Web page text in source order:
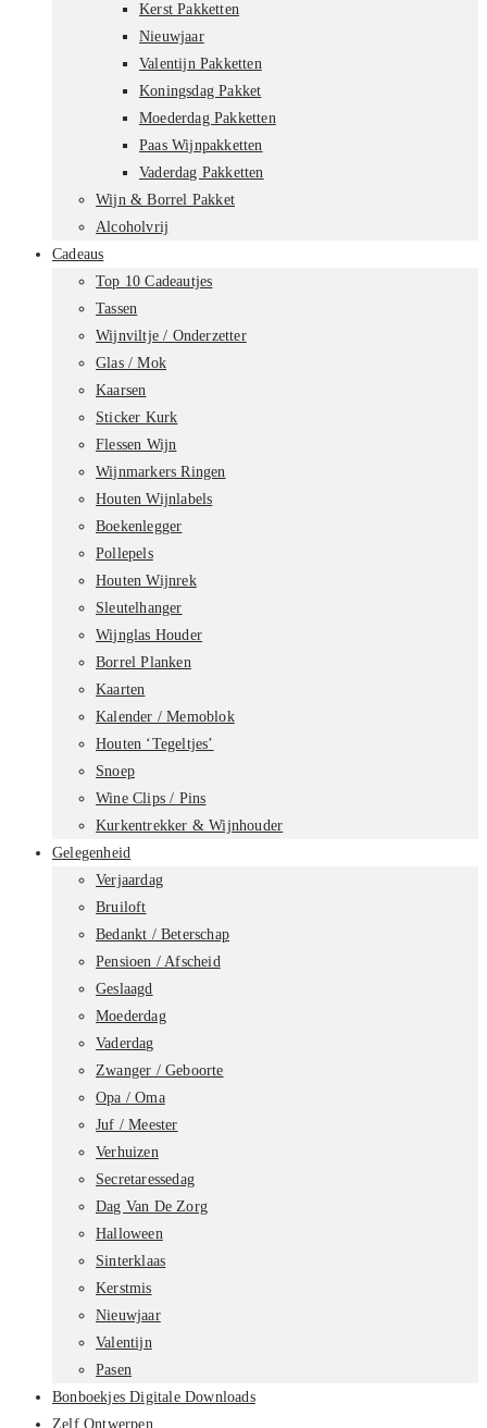
Kerst Pakketten
Nieuwjaar
Valentijn Pakketten
Koningsdag Pakket
Moederdag Pakketten
Paas Wijnpakketten
Vaderdag Pakketten
Wijn & Borrel Pakket
Alcoholvrij
Cadeaus
Top 10 Cadeautjes
Tassen
Wijnviltje / Onderzetter
Glas / Mok
Kaarsen
Sticker Kurk
Flessen Wijn
Wijnmarkers Ringen
Houten Wijnlabels
Boekenlegger
Pollepels
Houten Wijnrek
Sleutelhanger
Wijnglas Houder
Borrel Planken
Kaarten
Kalender / Memoblok
Houten ‘Tegeltjes’
Snoep
Wine Clips / Pins
Kurkentrekker & Wijnhouder
Gelegenheid
Verjaardag
Bruiloft
Bedankt / Beterschap
Pensioen / Afscheid
Geslaagd
Moederdag
Vaderdag
Zwanger / Geboorte
Opa / Oma
Juf / Meester
Verhuizen
Secretaressedag
Dag Van De Zorg
Halloween
Sinterklaas
Kerstmis
Nieuwjaar
Valentijn
Pasen
Bonboekjes Digitale Downloads
Zelf Ontwerpen